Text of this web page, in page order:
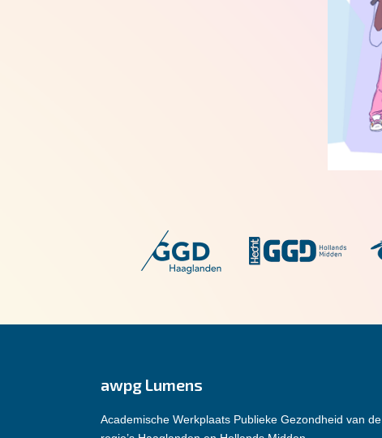
awpg Lumens
Academische Werkplaats Publieke Gezondheid van de